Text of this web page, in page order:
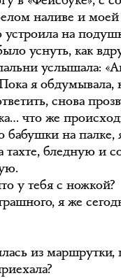
наливе и
устроила на
уснуть, как
услышала:
я обдумывала,
снова
что же
бабушки на палке,
бледную и
у тебя с ножкой?
я же
из